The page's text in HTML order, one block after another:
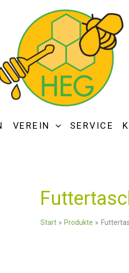
VEREIN SERVICE
Start Produkte